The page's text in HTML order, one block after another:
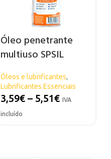
Óleo penetrante
multiuso SPSIL
Óleos e lubrificantes,
Lubrificantes Essenciais
3,59€ – 5,51€ IVA
incluído